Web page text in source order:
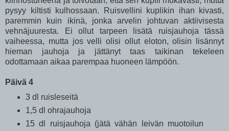
pysyy kiltisti kulhossaan. Ruisvellini kuplikin ihan kivasti,
paremmin kuin ikinä, jonka arvelin johtuvan aktiivisesta
vehnäjuuresta. Ei ollut tarpeen lisätä ruisjauhoja tässä
vaiheessa, mutta jos velli olisi ollut eloton, olisin lisännyt
hieman jauhoja ja jättänyt taas taikinan tekeleen
odottamaan aikaa parempaa huoneen lämpöön.
Päivä 4
3 dl ruisleseitä
1,5 dl ohrajauhoja
15 dl ruisjauhoja (jätä vähän leivän muotoilun